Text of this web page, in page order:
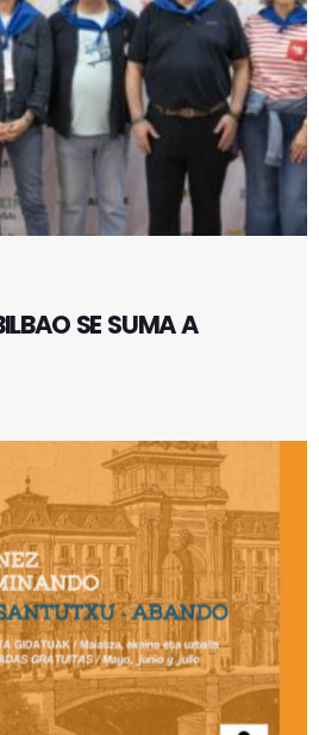
SE SUMA A